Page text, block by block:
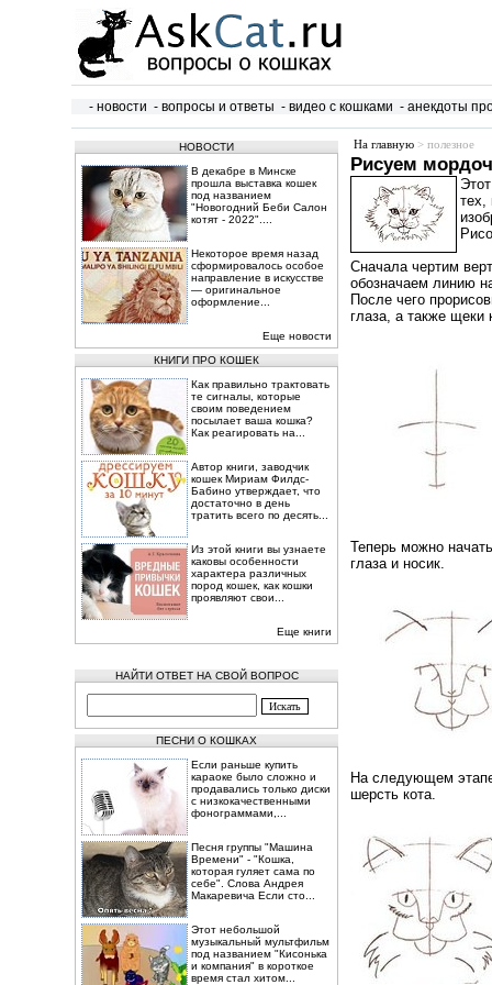
- новости - вопросы и ответы - видео с кошками - анекдоты
НОВОСТИ
В декабре в Минске
прошла выставка кошек
под названием
"Новогодний Беби Салон
котят - 2022"....
Некоторое время назад
сформировалось особое
направление в искусстве
— оригинальное
оформление...
Еще новости
КНИГИ ПРО КОШЕК
Как правильно трактовать
те сигналы, которые
своим поведением
посылает ваша кошка?
Как реагировать на...
Автор книги, заводчик
кошек Мириам Филдс-
Бабино утверждает, что
достаточно в день
тратить всего по десять...
Из этой книги вы узнаете
каковы особенности
характера различных
пород кошек, как кошки
проявляют свои...
Еще книги
НАЙТИ ОТВЕТ НА СВОЙ ВОПРОС
ПЕСНИ О КОШКАХ
Если раньше купить
караоке было сложно и
продавались только диски
с низкокачественными
фонограммами,...
Песня группы "Машина
Времени" - "Кошка,
которая гуляет сама по
себе". Слова Андрея
Макаревича Если сто...
Этот небольшой
музыкальный мультфильм
под названием "Кисонька
и компания" в короткое
время стал хитом...
На главную > полезное
Рисуем
тех,
Сначала чертим
обозначаем линию
После чего
глаза, а также щеки
Теперь можно
глаза и носик.
На следующем
шерсть кота.